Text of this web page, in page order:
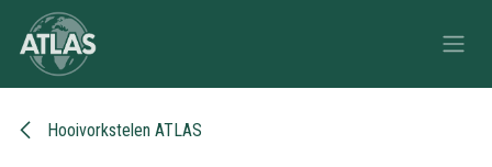
Overslaan naar inhoud
Hooivorkstelen ATLAS